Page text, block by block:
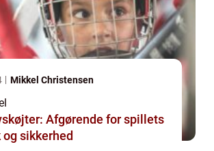
Mikkel Christensen
Afgørende for spillets
sikkerhed